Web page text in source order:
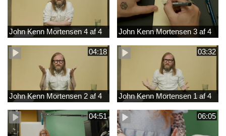
John Kenn Mortensen 4 af 4 John Kenn Mortensen 3 af 4
04:18
John Kenn Mortensen 2 af 4
03:32
John Kenn Mortensen 1 af 4
04:51 06:05